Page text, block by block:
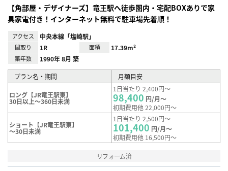
【角部屋・デザイナーズ】竜王駅へ徒歩圏内・宅配BOXありで家
具家電付き！インターネット無料で駐車場先着順！
アクセス 中央本線「塩崎駅」
間取り 1R 面積 17.39m²
築年数 1990年 8月 築
プラン名・期間 月額目安
ロング【JR竜王駅東】
30日以上～360日未満
1日当たり 2,400円～
98,400 円/月～
初期費用他 22,000円～
ショート【JR竜王駅東】
～30日未満
1日当たり 2,500円～
101,400 円/月～
初期費用他 16,500円～
リフォーム済